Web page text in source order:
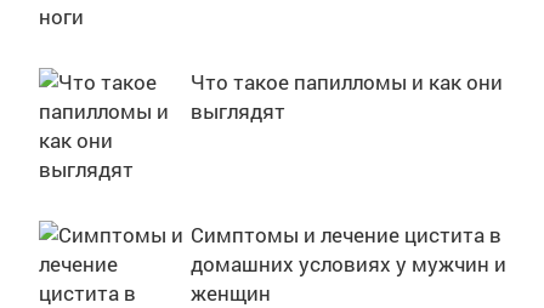
Что такое папилломы и как они
выглядят
Симптомы и лечение цистита в
домашних условиях у мужчин и
женщин